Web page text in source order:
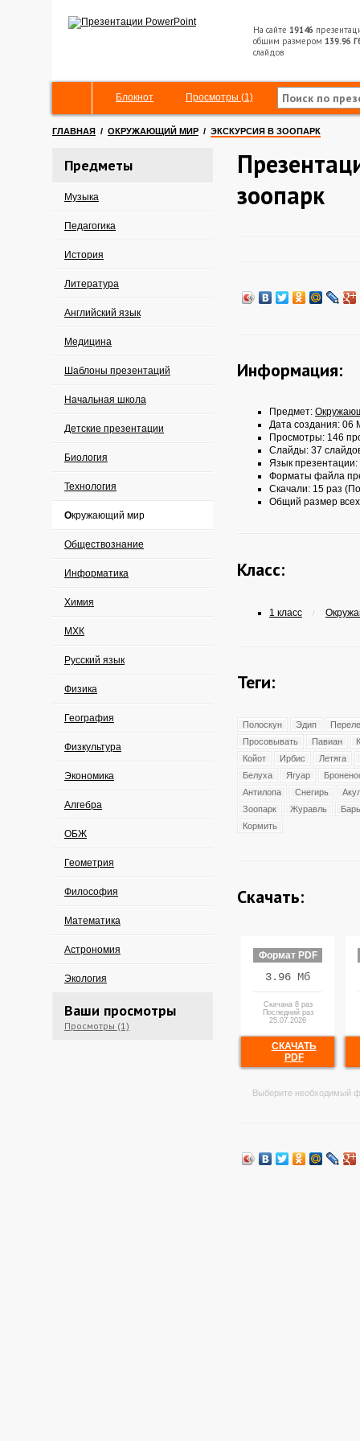
На сайте 19146
общим размером 139.96
слайдов
Блокнот Просмотры (1)
ГЛАВНАЯ / ОКРУЖАЮЩИЙ МИР / ЭКСКУРСИЯ В ЗООПАРК
Предметы
Музыка
Педагогика
История
Литература
Английский язык
Медицина
Шаблоны презентаций
Начальная школа
Детские презентации
Биология
Технология
Окружающий мир
Обществознание
Информатика
Химия
МХК
Русский язык
Физика
География
Физкультура
Экономика
Алгебра
ОБЖ
Геометрия
Философия
Математика
Астрономия
Экология
Ваши просмотры
Просмотры (1)
зоопарк
Информация:
Предмет:
Дата создания: 06
Просмотры: 146
Слайды: 37
Язык презентации:
Форматы файла
Скачали: 15 раз
Общий размер
Класс:
1 класс /
Теги:
Полоскун Эдип
Просовывать
Павиан
Койот
Ирбис
Летяга
Белуха
Ягуар
Антилопа
Снегирь
Зоопарк
Журавль
Кормить
Скачать:
Формат PDF
3.96 Мб
Скачана 8 раз
Последний раз
25.07.2026
СКАЧАТЬ
PDF
Выберите необходимый